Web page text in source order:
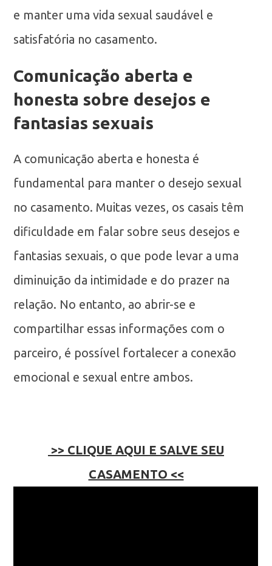
e manter uma vida sexual saudável e
satisfatória no casamento.
Comunicação aberta e
honesta sobre desejos e
fantasias sexuais
A comunicação aberta e honesta é
fundamental para manter o desejo sexual
no casamento. Muitas vezes, os casais têm
dificuldade em falar sobre seus desejos e
fantasias sexuais, o que pode levar a uma
diminuição da intimidade e do prazer na
relação. No entanto, ao abrir-se e
compartilhar essas informações com o
parceiro, é possível fortalecer a conexão
emocional e sexual entre ambos.
>> CLIQUE AQUI E SALVE SEU
CASAMENTO <<